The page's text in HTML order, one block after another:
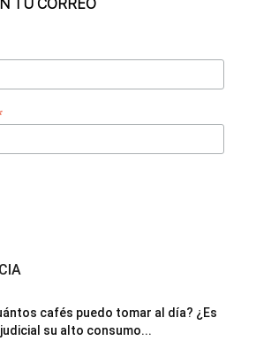
TU CORREO
cafés puedo tomar al día? ¿Es
su alto consumo...